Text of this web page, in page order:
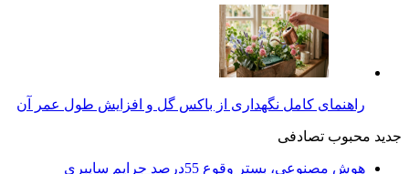
راهنمای کامل نگهداری از باکس گل و افزایش طول عمر آن
جدید محبوب تصادفی
هوش مصنوعی، بستر وقوع 55درصد جرایم سایبری